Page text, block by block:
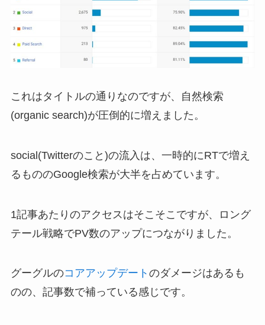
これはタイトルの通りなのですが、自然検索
(organic search)が圧倒的に増えました。
social(Twitterのこと)の流入は、一時的にRTで増え
るもののGoogle検索が大半を占めています。
1記事あたりのアクセスはそこそこですが、ロング
テール戦略でPV数のアップにつながりました。
グーグルのコアアップデート のダメージはあるも
のの、記事数で補っている感じです。